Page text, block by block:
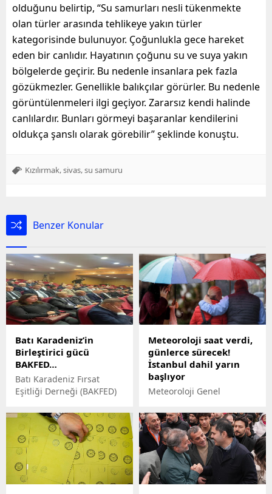
olduğunu belirtip, “Su samurları nesli tükenmekte
olan türler arasında tehlikeye yakın türler
kategorisinde bulunuyor. Çoğunlukla gece hareket
eden bir canlıdır. Hayatının çoğunu su ve suya yakın
bölgelerde geçirir. Bu nedenle insanlara pek fazla
gözükmezler. Genellikle balıkçılar görürler. Bu nedenle
görüntülenmeleri ilgi geçiyor. Zararsız kendi halinde
canlılardır. Bunları görmeyi başaranlar kendilerini
oldukça şanslı olarak görebilir” şeklinde konuştu.
Kızılırmak,sivas,su samuru
Benzer Konular
Batı Karadeniz’in
Birleştirici gücü
BAKFED…
Batı Karadeniz Fırsat
Eşitliği Derneği (BAKFED)
toplum kuruluşlarının
öncülüğünde düzenlenen
bu önemli çalıştay, bölge
milletvekillerini, belediye
başkanlarını, sivil toplum
liderlerini,
Meteoroloji saat verdi,
günlerce sürecek!
İstanbul dahil yarın
başlıyor
Meteoroloji Genel
için bir son dakika uyarısı
geldi. Yarın İstanbul dahil
Marmara ve Karadeniz
böylesinde sağanak yağış
etkili olurken, Doğu
Akdeniz’in doğusu ile